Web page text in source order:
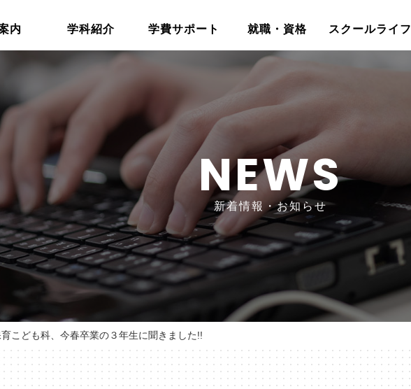
内 学科紹介 学費サポート 就職・資格 スクールライフ
NEWS
新着情報・お知らせ
こども科、今春卒業の３年生に聞きました!!